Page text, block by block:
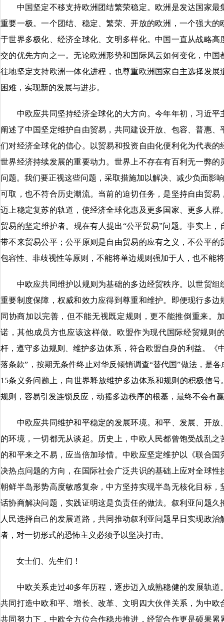
中国坚定不移支持欧洲团结繁荣稳定。欧洲是发达国家最
重要一极。一个团结、稳定、繁荣、开放的欧洲，一个强大
于世界多极化、经济全球化、文明多样化。中国一直从战略
交的优先方向之一。无论欧洲形势和国际风云如何变化，中
往地坚定支持欧洲一体化进程，也尊重欧洲国家自主选择发
困难，实现新的发展与进步。
中欧应共同坚持经济全球化的大方向。今年年初，习近平
阐述了中国坚定维护自由贸易，共同建设开放、包容、普惠
们对经济全球化的信心。以贸易和投资自由化便利化为代表
世界经济持续发展的重要动力。世界上不存在有百利无一弊
问题。我们要正视这些问题，采取措施加以解决、减少负面影
可取，也不符合历史潮流。当前的迫切任务，是坚持自由贸
迈上稳定复苏的轨道，使经济全球化惠及更多国家、更多人
贸易的坚定维护者。现在有人提出“公平贸易”问题。事实上
带不来贸易公平；公平原则是自由贸易的应有之义，不公平
包容性、非歧视性等原则，不能将单边规则强加于人，也不能
中欧应共同维护以规则为基础的多边经贸秩序。以世贸组
重要制度保障，权威和效力应得到尊重和维护。即便现行多
同协商加以完善，但不能无视既定规则，更不能推倒重来。
诺，其他成员方也应该这样做。欧盟作为现代国际经贸规则
杆，遵守多边规则、维护多边体系，符合欧盟自身的利益。《
落条款”，按期无条件终止对华反倾销调查“替代国”做法，是
15条义务问题上，向世界释放维护多边体系和规则的积极信
规则，容易引发连锁反应，动摇多边秩序的根基，最终不会有
中欧应共同维护和平稳定的发展环境。和平、发展、开放
的环境，一切都无从谈起。历史上，中欧人民都曾饱受战乱
的和平来之不易，应当倍加珍惜。中欧应坚定维护以《联合
决热点问题的方向，在国际社会广泛共识的基础上应对全球
朝鲜半岛形势高度敏感复杂，中方坚持实现半岛无核化目标
话协商解决问题，实践证明这是负责任的做法。叙利亚问题
人民选择自己的发展道路，共同推动叙利亚问题早日实现政
者，对一切形式的恐怖主义必须予以坚决打击。
女士们、先生们！
中欧关系走过40多年历程，逐步迈入成熟稳健的发展轨道
共同打造中欧和平、增长、改革、文明四大伙伴关系，为中
共同努力下，中欧全方位合作稳步推进，经贸合作更是硕果